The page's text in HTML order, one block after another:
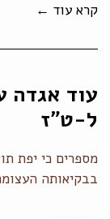
קרא עוד ←
עוד אגדה
ל-ט"ז
מספרים כי יפת
בבקיאותה